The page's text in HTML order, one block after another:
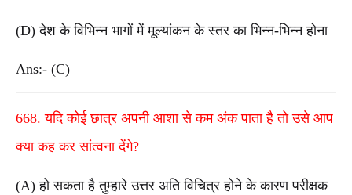
(D) देश के विभिन्न भागों में मूल्यांकन के स्तर का भिन्न-भिन्न होना
Ans:- (C)
668. यदि कोई छात्र अपनी आशा से कम अंक पाता है तो उसे आप
क्या कह कर सांत्वना देंगे?
(A) हो सकता है तुम्हारे उत्तर अति विचित्र होने के कारण परीक्षक